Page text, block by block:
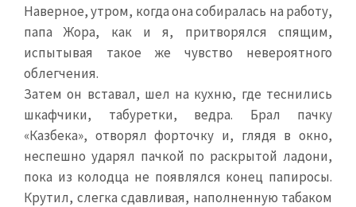
Наверное, утром, когда она собиралась на работу,
папа Жора, как и я, притворялся спящим,
испытывая такое же чувство невероятного
облегчения.
Затем он вставал, шел на кухню, где теснились
шкафчики, табуретки, ведра. Брал пачку
«Казбека», отворял форточку и, глядя в окно,
неспешно ударял пачкой по раскрытой ладони,
пока из колодца не появлялся конец папиросы.
Крутил, слегка сдавливая, наполненную табаком